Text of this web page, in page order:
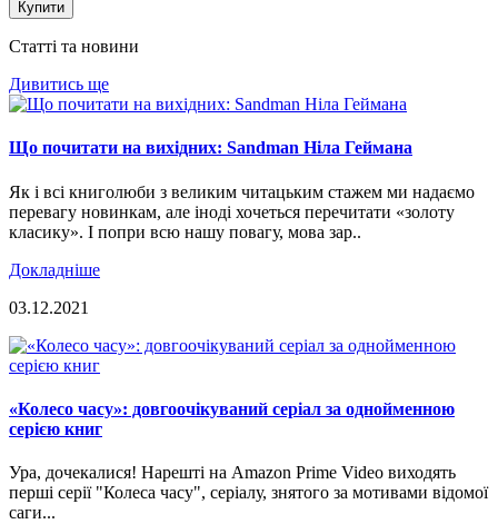
Купити
Статті та новини
Дивитись ще
Що почитати на вихідних: Sandman Ніла Геймана
Як і всі книголюби з великим читацьким стажем ми надаємо
перевагу новинкам, але іноді хочеться перечитати «золоту
класику». І попри всю нашу повагу, мова зар..
Докладніше
03.12.2021
«Колесо часу»: довгоочікуваний серіал за однойменною
серією книг
Ура, дочекалися! Нарешті на Amazon Prime Video виходять
перші серії "Колеса часу", серіалу, знятого за мотивами відомої
саги...